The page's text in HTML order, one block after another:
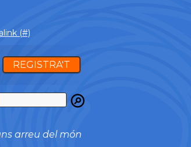
(#)
REGISTRA'T
arreu del món